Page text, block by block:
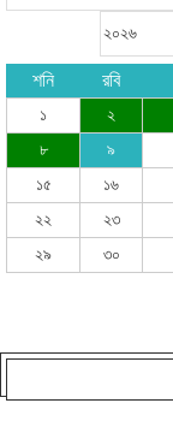
শনি রবি
১ ২
৮
৯
১৫
১৬
২২
২৩
২৯
৩০